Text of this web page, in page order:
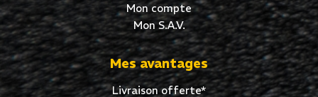
Mon compte
Mon S.A.V.
Mes avantages
Livraison offerte*